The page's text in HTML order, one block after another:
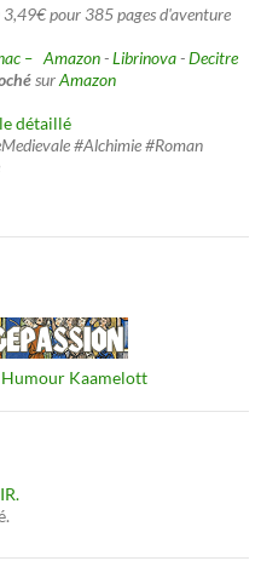
3,49€ pour 385 pages d'aventure
– Amazon-Librinova-Decitre
surAmazon
détaillé
#Alchimie #Roman
Humour Kaamelott